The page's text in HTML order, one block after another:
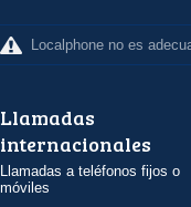
Localphone no es
Llamadas
internacionales
Llamadas a teléfonos fijos o
móviles